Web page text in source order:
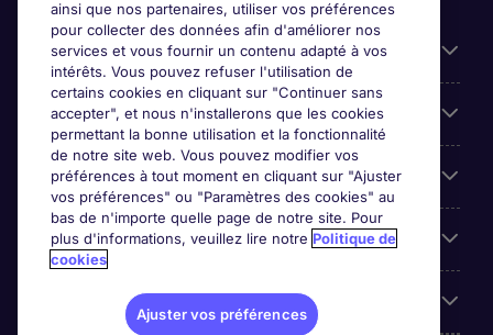
Candidats
Entreprises
Contact
Les avis Google
Nos offres d'emploi
ainsi que nos partenaires, utiliser vos préférences
pour collecter des données afin d'améliorer nos
services et vous fournir un contenu adapté à vos
intérêts. Vous pouvez refuser l'utilisation de
certains cookies en cliquant sur "Continuer sans
accepter", et nous n'installerons que les cookies
permettant la bonne utilisation et la fonctionnalité
de notre site web. Vous pouvez modifier vos
préférences à tout moment en cliquant sur "Ajuster
vos préférences" ou "Paramètres des cookies" au
bas de n'importe quelle page de notre site. Pour
plus d'informations, veuillez lire notre Politique de
cookies
Ajuster vos préférences